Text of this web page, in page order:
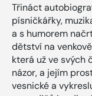
Třináct
písničkářky,
a s humorem
dětství na
která už ve svých
názor, a jejím
vesnické a